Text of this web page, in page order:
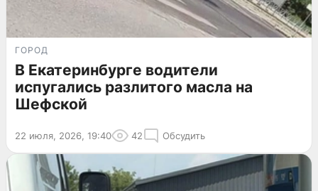
ГОРОД
В Екатеринбурге водители
испугались разлитого масла на
Шефской
22 июля, 2026, 19:40 42 Обсудить